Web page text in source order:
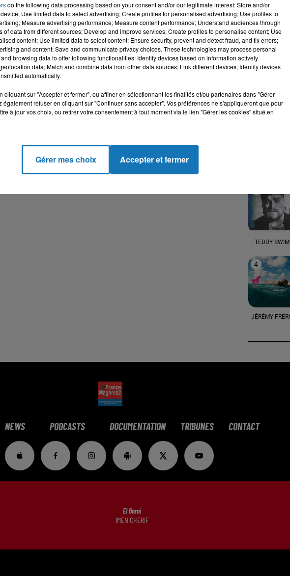
Balance
TEDDY
4
JÉRÉMY
NEWS PODCASTS DOCUMENTATION TRIBUNES CONTACT
El Borni
IMEN CHERIF
do the following data processing based on your consent and/or our legitimate interest: Store and/or
Use limited data to select advertising; Create profiles for personalised advertising; Use profiles to
Measure advertising performance; Measure content performance; Understand audiences through
of data from different sources; Develop and improve services; Create profiles to personalise content; Use
content; Use limited data to select content; Ensure security, prevent and detect fraud, and fix errors;
and content; Save and communicate privacy choices. These technologies may process personal
browsing data to offer following functionalities: Identify devices based on information actively
data; Match and combine data from other data sources; Link different devices; Identify devices
automatically.
cliquant sur "Accepter et fermer", ou affiner en sélectionnant les finalités et/ou partenaires dans "Gérer
également refuser en cliquant sur "Continuer sans accepter". Vos préférences ne s'appliqueront que pour
à jour vos choix, ou retirer votre consentement à tout moment via le lien "Gérer les cookies" situé en
Gérer mes choix Accepter et fermer